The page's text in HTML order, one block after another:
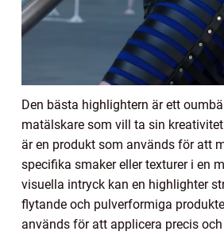
Den bästa highlightern är ett
matälskare som vill ta sin
är en produkt som används för att
specifika smaker eller texturer i en
visuella intryck kan en highlighter
flytande och pulverformiga
används för att applicera precis